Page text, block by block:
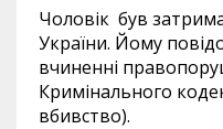
Чоловік був
України. Йому
вчиненні
Кримінального
вбивство).